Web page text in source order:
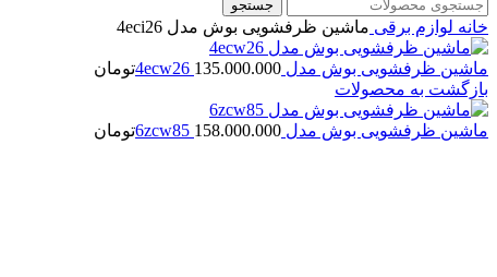
جستجو
خانه لوازم برقی ماشین ظرفشویی بوش مدل 4eci26
ماشین ظرفشویی بوش مدل 4ecw26 135.000.000
تومان
بازگشت به محصولات
ماشین ظرفشویی بوش مدل 6zcw85 158.000.000 تومان